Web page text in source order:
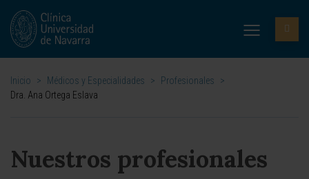
Inicio > Médicos y Especialidades > Profesionales
>
Dra. Ana Ortega Eslava
Nuestros profesionales